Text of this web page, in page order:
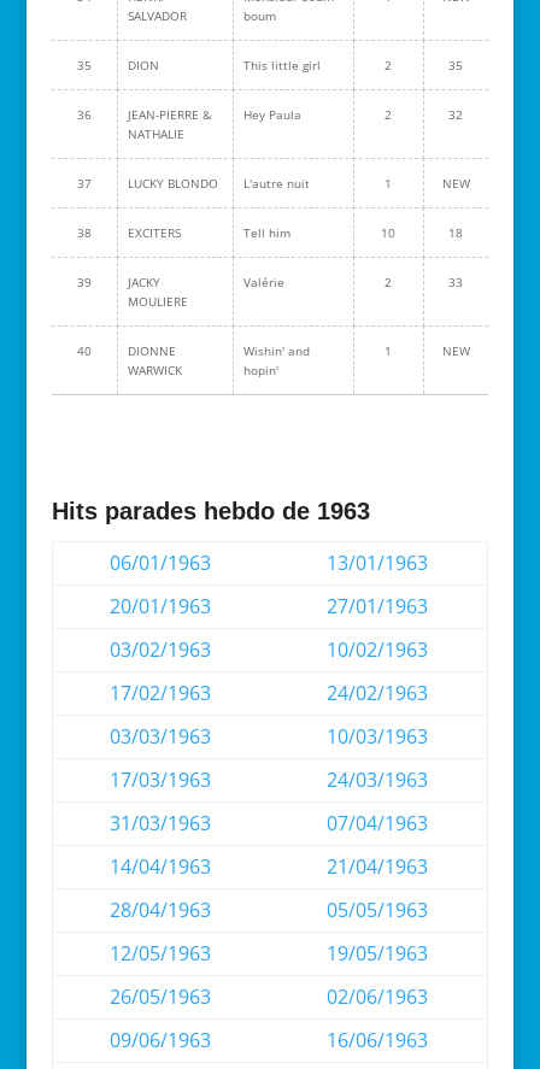
SALVADOR
boum
35 DION This little girl 2 35
36
JEAN-PIERRE &
NATHALIE
Hey Paula 2 32
37 LUCKY BLONDO L'autre nuit 1 NEW
38 EXCITERS Tell him 10 18
39
JACKY
MOULIERE
Valérie 2 33
40
DIONNE
WARWICK
Wishin' and
hopin'
1 NEW
Hits parades hebdo de 1963
06/01/1963
13/01/1963
20/01/1963
27/01/1963
03/02/1963
10/02/1963
17/02/1963
24/02/1963
03/03/1963
10/03/1963
17/03/1963
24/03/1963
31/03/1963
07/04/1963
14/04/1963
21/04/1963
28/04/1963
05/05/1963
12/05/1963
19/05/1963
26/05/1963
02/06/1963
09/06/1963
16/06/1963